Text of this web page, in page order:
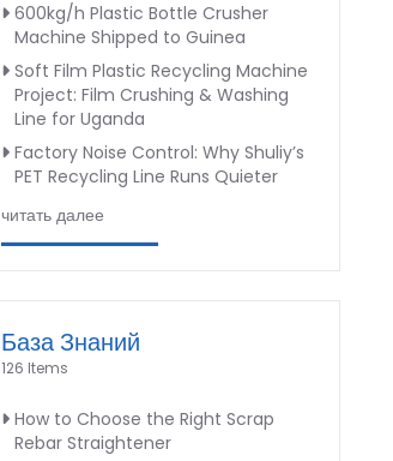
600kg/h Plastic Bottle Crusher
Machine Shipped to Guinea
Soft Film Plastic Recycling Machine
Project: Film Crushing & Washing
Line for Uganda
Factory Noise Control: Why Shuliy’s
PET Recycling Line Runs Quieter
читать далее
База Знаний
126 Items
How to Choose the Right Scrap
Rebar Straightener